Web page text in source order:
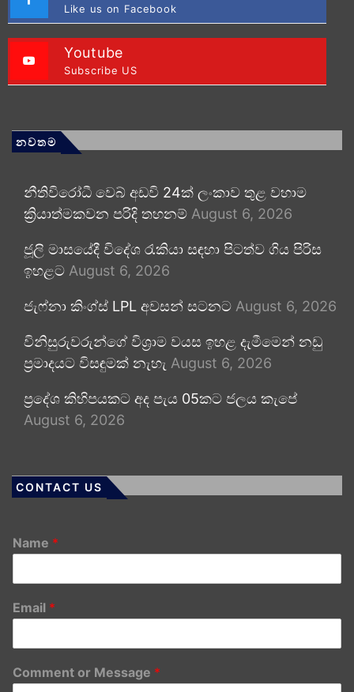
Like us on Facebook
Youtube
Subscribe US
නවතම
නීතිවිරෝධී වෙබ් අඩවි 24ක් ලංකාව තුළ වහාම
ක්‍රියාත්මකවන පරිදි තහනම් August 6, 2026
ජූලි මාසයේදී විදේශ රැකියා සඳහා පිටත්ව ගිය පිරිස
ඉහළට August 6, 2026
ජැෆ්නා කිංග්ස් LPL අවසන් සටනට August 6, 2026
විනිසුරුවරුන්ගේ විශ්‍රාම වයස ඉහළ දැමීමෙන් නඩු
ප්‍රමාදයට විසඳුමක් නැහැ August 6, 2026
ප්‍රදේශ කිහිපයකට අද පැය 05කට ජලය කැපේ
August 6, 2026
CONTACT US
Name *
Email *
Comment or Message *